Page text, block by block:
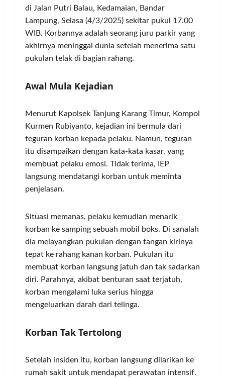
di Jalan Putri Balau, Kedamaian, Bandar
Lampung, Selasa (4/3/2025) sekitar pukul 17.00
WIB. Korbannya adalah seorang juru parkir yang
akhirnya meninggal dunia setelah menerima satu
pukulan telak di bagian rahang.
Awal Mula Kejadian
Menurut Kapolsek Tanjung Karang Timur, Kompol
Kurmen Rubiyanto, kejadian ini bermula dari
teguran korban kepada pelaku. Namun, teguran
itu disampaikan dengan kata-kata kasar, yang
membuat pelaku emosi. Tidak terima, IEP
langsung mendatangi korban untuk meminta
penjelasan.
Situasi memanas, pelaku kemudian menarik
korban ke samping sebuah mobil boks. Di sanalah
dia melayangkan pukulan dengan tangan kirinya
tepat ke rahang kanan korban. Pukulan itu
membuat korban langsung jatuh dan tak sadarkan
diri. Parahnya, akibat benturan saat terjatuh,
korban mengalami luka serius hingga
mengeluarkan darah dari telinga.
Korban Tak Tertolong
Setelah insiden itu, korban langsung dilarikan ke
rumah sakit untuk mendapat perawatan intensif.